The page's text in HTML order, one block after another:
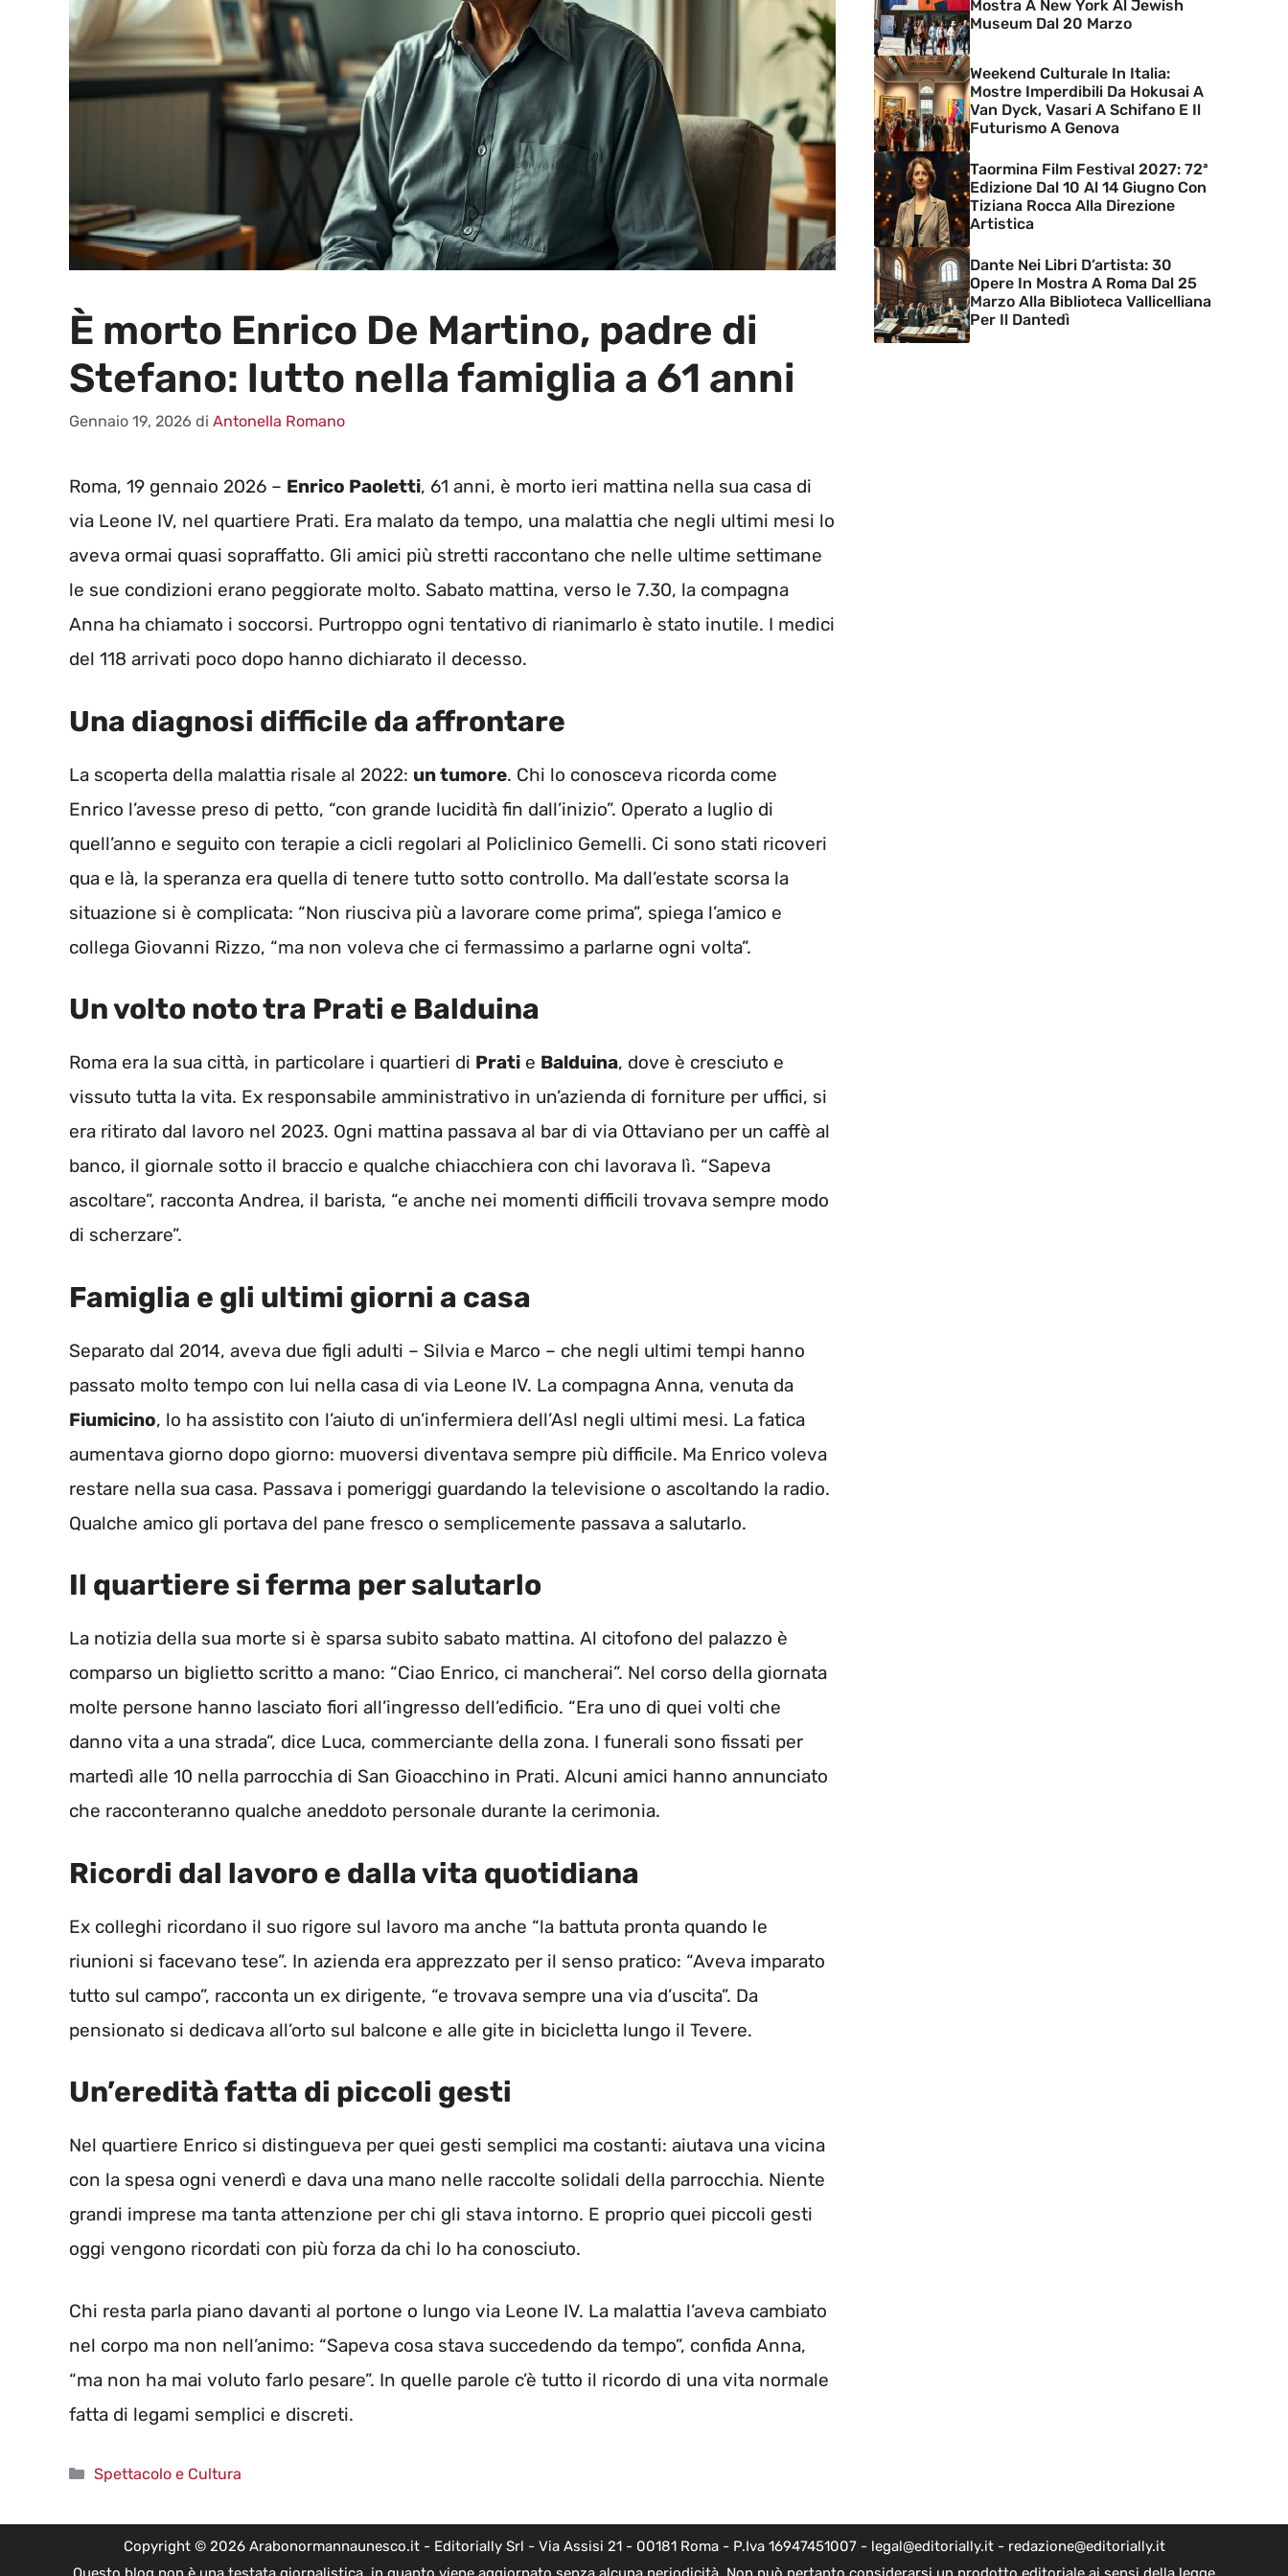
È morto Enrico De Martino, padre di
Stefano: lutto nella famiglia a 61 anni
Gennaio 19, 2026 di Antonella Romano
Roma, 19 gennaio 2026 – Enrico Paoletti, 61 anni, è morto ieri mattina nella sua casa di
via Leone IV, nel quartiere Prati. Era malato da tempo, una malattia che negli ultimi mesi lo
aveva ormai quasi sopraffatto. Gli amici più stretti raccontano che nelle ultime settimane
le sue condizioni erano peggiorate molto. Sabato mattina, verso le 7.30, la compagna
Anna ha chiamato i soccorsi. Purtroppo ogni tentativo di rianimarlo è stato inutile. I medici
del 118 arrivati poco dopo hanno dichiarato il decesso.
Una diagnosi difficile da affrontare
La scoperta della malattia risale al 2022: un tumore. Chi lo conosceva ricorda come
Enrico l’avesse preso di petto, “con grande lucidità fin dall’inizio”. Operato a luglio di
quell’anno e seguito con terapie a cicli regolari al Policlinico Gemelli. Ci sono stati ricoveri
qua e là, la speranza era quella di tenere tutto sotto controllo. Ma dall’estate scorsa la
situazione si è complicata: “Non riusciva più a lavorare come prima”, spiega l’amico e
collega Giovanni Rizzo, “ma non voleva che ci fermassimo a parlarne ogni volta”.
Un volto noto tra Prati e Balduina
Roma era la sua città, in particolare i quartieri di Prati e Balduina, dove è cresciuto e
vissuto tutta la vita. Ex responsabile amministrativo in un’azienda di forniture per uffici, si
era ritirato dal lavoro nel 2023. Ogni mattina passava al bar di via Ottaviano per un caffè al
banco, il giornale sotto il braccio e qualche chiacchiera con chi lavorava lì. “Sapeva
ascoltare”, racconta Andrea, il barista, “e anche nei momenti difficili trovava sempre modo
di scherzare”.
Famiglia e gli ultimi giorni a casa
Separato dal 2014, aveva due figli adulti – Silvia e Marco – che negli ultimi tempi hanno
passato molto tempo con lui nella casa di via Leone IV. La compagna Anna, venuta da
Fiumicino, lo ha assistito con l’aiuto di un’infermiera dell’Asl negli ultimi mesi. La fatica
aumentava giorno dopo giorno: muoversi diventava sempre più difficile. Ma Enrico voleva
restare nella sua casa. Passava i pomeriggi guardando la televisione o ascoltando la radio.
Qualche amico gli portava del pane fresco o semplicemente passava a salutarlo.
Il quartiere si ferma per salutarlo
La notizia della sua morte si è sparsa subito sabato mattina. Al citofono del palazzo è
comparso un biglietto scritto a mano: “Ciao Enrico, ci mancherai”. Nel corso della giornata
molte persone hanno lasciato fiori all’ingresso dell’edificio. “Era uno di quei volti che
danno vita a una strada”, dice Luca, commerciante della zona. I funerali sono fissati per
martedì alle 10 nella parrocchia di San Gioacchino in Prati. Alcuni amici hanno annunciato
che racconteranno qualche aneddoto personale durante la cerimonia.
Ricordi dal lavoro e dalla vita quotidiana
Ex colleghi ricordano il suo rigore sul lavoro ma anche “la battuta pronta quando le
riunioni si facevano tese”. In azienda era apprezzato per il senso pratico: “Aveva imparato
tutto sul campo”, racconta un ex dirigente, “e trovava sempre una via d’uscita”. Da
pensionato si dedicava all’orto sul balcone e alle gite in bicicletta lungo il Tevere.
Un’eredità fatta di piccoli gesti
Nel quartiere Enrico si distingueva per quei gesti semplici ma costanti: aiutava una vicina
con la spesa ogni venerdì e dava una mano nelle raccolte solidali della parrocchia. Niente
grandi imprese ma tanta attenzione per chi gli stava intorno. E proprio quei piccoli gesti
oggi vengono ricordati con più forza da chi lo ha conosciuto.
Chi resta parla piano davanti al portone o lungo via Leone IV. La malattia l’aveva cambiato
nel corpo ma non nell’animo: “Sapeva cosa stava succedendo da tempo”, confida Anna,
“ma non ha mai voluto farlo pesare”. In quelle parole c’è tutto il ricordo di una vita normale
fatta di legami semplici e discreti.
Categorie
Spettacolo e Cultura
Mostra A New York Al Jewish
Museum Dal 20 Marzo
Weekend Culturale In Italia:
Mostre Imperdibili Da Hokusai A
Van Dyck, Vasari A Schifano E Il
Futurismo A Genova
Taormina Film Festival 2027: 72ª
Edizione Dal 10 Al 14 Giugno Con
Tiziana Rocca Alla Direzione
Artistica
Dante Nei Libri D’artista: 30
Opere In Mostra A Roma Dal 25
Marzo Alla Biblioteca Vallicelliana
Per Il Dantedì
Copyright © 2026 Arabonormannaunesco.it - Editorially Srl - Via Assisi 21 - 00181 Roma - P.Iva 16947451007 - legal@editorially.it - redazione@editorially.it